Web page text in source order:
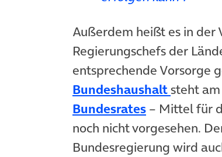
Außerdem heißt es in der
Regierungschefs der
entsprechende Vorsorge
Bundeshaushalt(öffnet
steht
Bundesrates(öffnet in
– Mittel für
noch nicht vorgesehen.
Bundesregierung wird